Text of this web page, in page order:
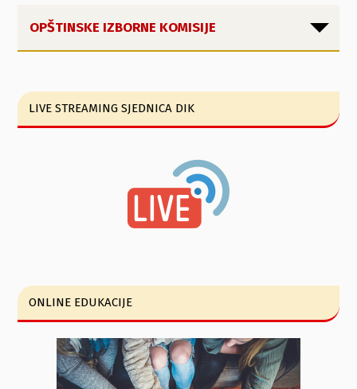
OPŠTINSKE IZBORNE KOMISIJE
LIVE STREAMING SJEDNICA DIK
ONLINE EDUKACIJE